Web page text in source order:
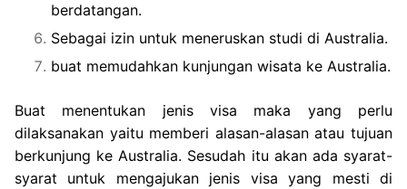
berdatangan.
Sebagai izin untuk meneruskan studi di Australia.
buat memudahkan kunjungan wisata ke Australia.
Buat menentukan jenis visa maka yang perlu
dilaksanakan yaitu memberi alasan-alasan atau tujuan
berkunjung ke Australia. Sesudah itu akan ada syarat-
syarat untuk mengajukan jenis visa yang mesti di